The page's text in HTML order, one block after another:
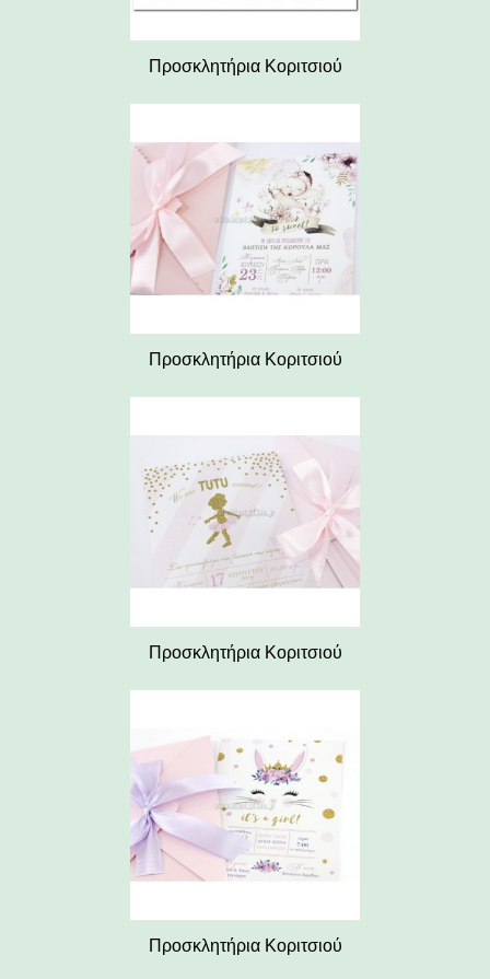
Προσκλητήρια Κοριτσιού
Προσκλητήρια Κοριτσιού
Προσκλητήρια Κοριτσιού
Προσκλητήρια Κοριτσιού